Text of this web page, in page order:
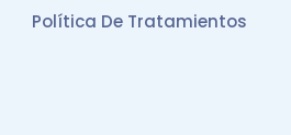
Política De Tratamientos